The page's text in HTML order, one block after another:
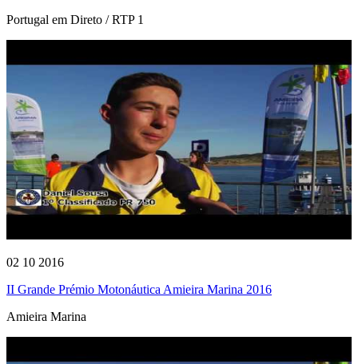
Portugal em Direto / RTP 1
02 10 2016
II Grande Prémio Motonáutica Amieira Marina 2016
Amieira Marina